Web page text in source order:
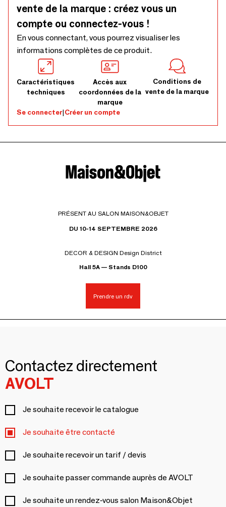
vente de la marque : créez vous un
compte ou connectez-vous !
En vous connectant, vous pourrez visualiser les
informations complètes de ce produit.
Caractéristiques
techniques
Accès aux
coordonnées de la
marque
Conditions de
vente de la marque
Se connecter|Créer un compte
PRÉSENT AU SALON MAISON&OBJET
DU 10-14 SEPTEMBRE 2026
DECOR & DESIGN Design District
Hall 5A — Stands D100
Prendre un rdv
Contactez directement
AVOLT
Je souhaite recevoir le catalogue
Je souhaite être contacté
Je souhaite recevoir un tarif / devis
Je souhaite passer commande auprès de AVOLT
Je souhaite un rendez-vous salon Maison&Objet